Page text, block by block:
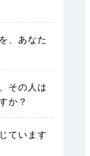
、あなた
その人は
か？
ています